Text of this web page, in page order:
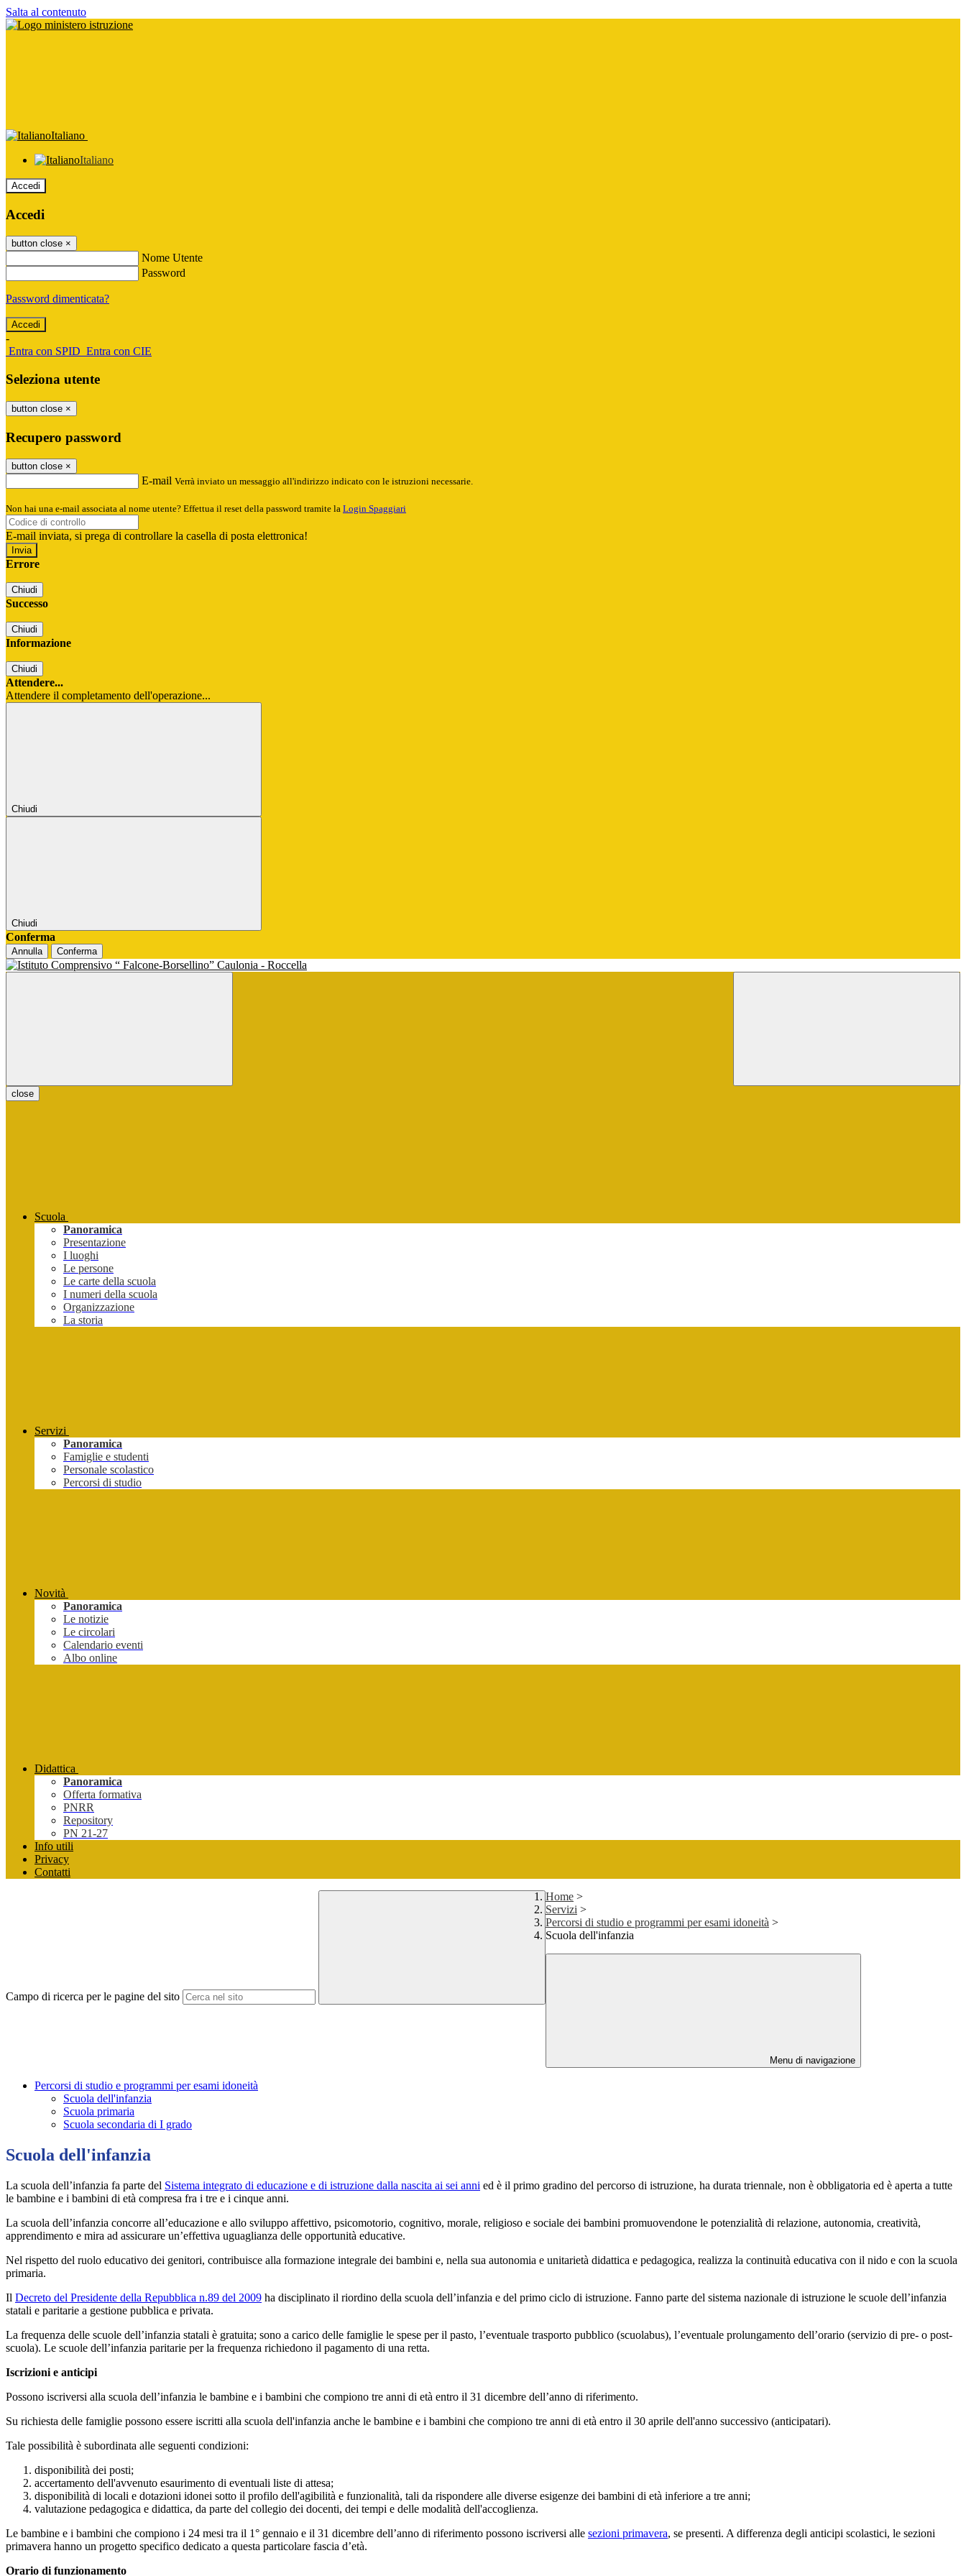
Salta al contenuto
Italiano
Italiano
Accedi
Accedi
button close ×
Nome Utente
Password
Password dimenticata?
-
Entra con SPID Entra con CIE
Seleziona utente
button close ×
Recupero password
button close ×
E-mail Verrà inviato un messaggio all'indirizzo indicato con le istruzioni necessarie.
Non hai una e-mail associata al nome utente? Effettua il reset della password tramite la Login Spaggiari
E-mail inviata, si prega di controllare la casella di posta elettronica!
Errore
Chiudi
Successo
Chiudi
Informazione
Chiudi
Attendere...
Attendere il completamento dell'operazione...
Chiudi
Chiudi
Conferma
Annulla Conferma
close
Scuola
Panoramica
Presentazione
I luoghi
Le persone
Le carte della scuola
I numeri della scuola
Organizzazione
La storia
Servizi
Panoramica
Famiglie e studenti
Personale scolastico
Percorsi di studio
Novità
Panoramica
Le notizie
Le circolari
Calendario eventi
Albo online
Didattica
Panoramica
Offerta formativa
PNRR
Repository
PN 21-27
Info utili
Privacy
Contatti
Campo di ricerca per le pagine del sito
Home >
Servizi >
Percorsi di studio e programmi per esami idoneità >
Scuola dell'infanzia
Menu di navigazione
Percorsi di studio e programmi per esami idoneità
Scuola dell'infanzia
Scuola primaria
Scuola secondaria di I grado
Scuola dell'infanzia
La scuola dell’infanzia fa parte del Sistema integrato di educazione e di istruzione dalla nascita ai sei anni ed è il primo gradino del percorso di istruzione, ha durata triennale, non è obbligatoria ed è aperta a tutte
le bambine e i bambini di età compresa fra i tre e i cinque anni.
La scuola dell’infanzia concorre all’educazione e allo sviluppo affettivo, psicomotorio, cognitivo, morale, religioso e sociale dei bambini promuovendone le potenzialità di relazione, autonomia, creatività,
apprendimento e mira ad assicurare un’effettiva uguaglianza delle opportunità educative.
Nel rispetto del ruolo educativo dei genitori, contribuisce alla formazione integrale dei bambini e, nella sua autonomia e unitarietà didattica e pedagogica, realizza la continuità educativa con il nido e con la scuola
primaria.
Il Decreto del Presidente della Repubblica n.89 del 2009 ha disciplinato il riordino della scuola dell’infanzia e del primo ciclo di istruzione. Fanno parte del sistema nazionale di istruzione le scuole dell’infanzia
statali e paritarie a gestione pubblica e privata.
La frequenza delle scuole dell’infanzia statali è gratuita; sono a carico delle famiglie le spese per il pasto, l’eventuale trasporto pubblico (scuolabus), l’eventuale prolungamento dell’orario (servizio di pre- o post-
scuola). Le scuole dell’infanzia paritarie per la frequenza richiedono il pagamento di una retta.
Iscrizioni e anticipi
Possono iscriversi alla scuola dell’infanzia le bambine e i bambini che compiono tre anni di età entro il 31 dicembre dell’anno di riferimento.
Su richiesta delle famiglie possono essere iscritti alla scuola dell'infanzia anche le bambine e i bambini che compiono tre anni di età entro il 30 aprile dell'anno successivo (anticipatari).
Tale possibilità è subordinata alle seguenti condizioni:
disponibilità dei posti;
accertamento dell'avvenuto esaurimento di eventuali liste di attesa;
disponibilità di locali e dotazioni idonei sotto il profilo dell'agibilità e funzionalità, tali da rispondere alle diverse esigenze dei bambini di età inferiore a tre anni;
valutazione pedagogica e didattica, da parte del collegio dei docenti, dei tempi e delle modalità dell'accoglienza.
Le bambine e i bambini che compiono i 24 mesi tra il 1° gennaio e il 31 dicembre dell’anno di riferimento possono iscriversi alle sezioni primavera, se presenti. A differenza degli anticipi scolastici, le sezioni
primavera hanno un progetto specifico dedicato a questa particolare fascia d’età.
Orario di funzionamento